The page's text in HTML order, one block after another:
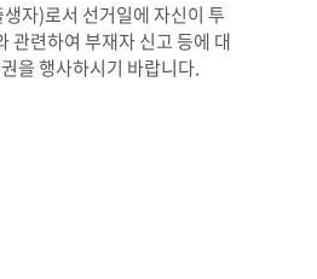
자)로서 선거일에 자신이 투
관련하여 부재자 신고 등에 대
을 행사하시기 바랍니다.